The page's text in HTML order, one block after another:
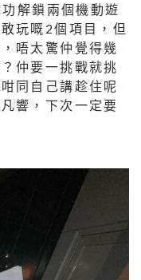
解鎖兩個機動遊
玩嘅2個項目，但
唔太驚仲覺得幾
仲要一挑戰就挑
同自己講趁住呢
響，下次一定要